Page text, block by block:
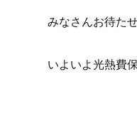
みなさんお待た
いよいよ光熱費